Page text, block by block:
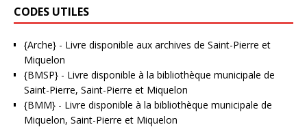
CODES UTILES
{Arche} - Livre disponible aux archives de Saint-Pierre et
Miquelon
{BMSP} - Livre disponible à la bibliothèque municipale de
Saint-Pierre, Saint-Pierre et Miquelon
{BMM} - Livre disponible à la bibliothèque municipale de
Miquelon, Saint-Pierre et Miquelon